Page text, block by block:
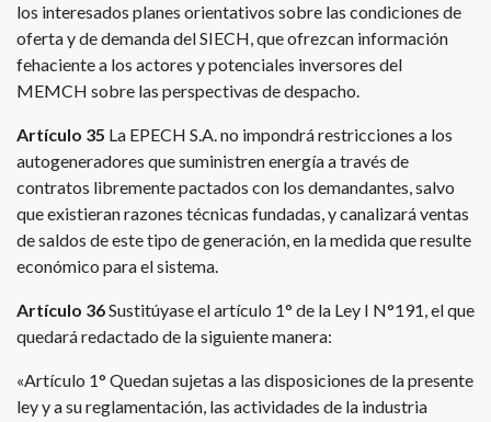
los interesados planes orientativos sobre las condiciones de
oferta y de demanda del SIECH, que ofrezcan información
fehaciente a los actores y potenciales inversores del
MEMCH sobre las perspectivas de despacho.
Artículo 35 La EPECH S.A. no impondrá restricciones a los
autogeneradores que suministren energía a través de
contratos libremente pactados con los demandantes, salvo
que existieran razones técnicas fundadas, y canalizará ventas
de saldos de este tipo de generación, en la medida que resulte
económico para el sistema.
Artículo 36Sustitúyase el artículo 1° de la Ley I N°191, el que
quedará redactado de la siguiente manera:
«Artículo 1° Quedan sujetas a las disposiciones de la presente
ley y a su reglamentación, las actividades de la industria